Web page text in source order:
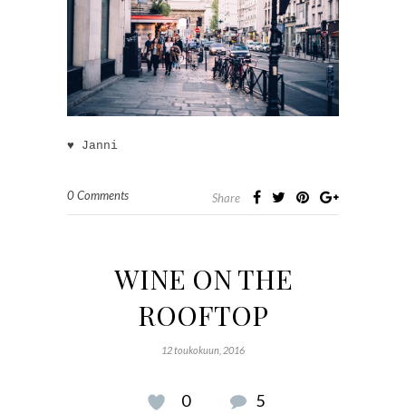
♥ Janni
0 Comments Share
WINE ON THE
ROOFTOP
12 toukokuun, 2016
0 5